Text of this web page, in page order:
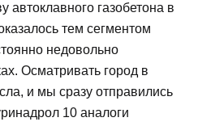
автоклавного газобетона в
тем сегментом
недовольно
Осматривать город в
и мы сразу отправились
10 аналоги